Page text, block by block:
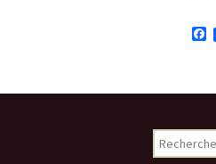
b
k
Rechercher :